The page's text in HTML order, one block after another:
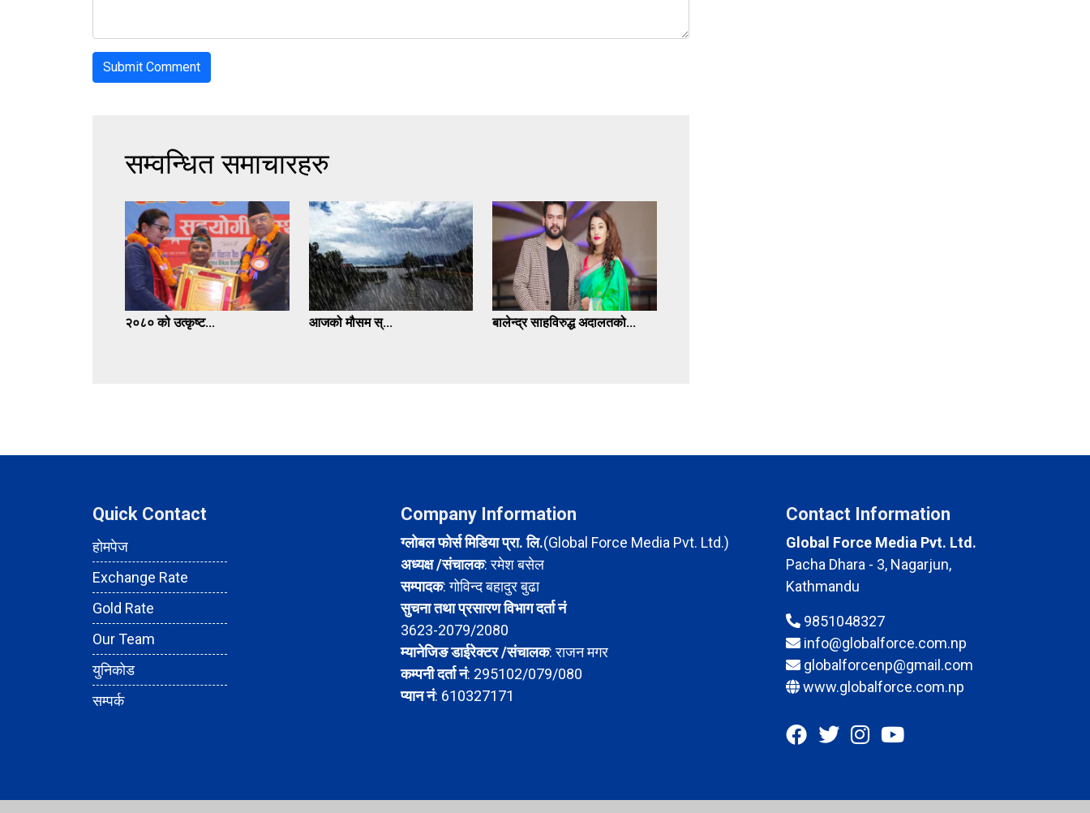
सम्वन्धित समाचारहरु
२०८० को उत्कृष्ट... आजको मौसम स्... बालेन्द्र साहविरुद्ध अदालतको...
Quick Contact
होमपेज
Exchange Rate
Gold Rate
Our Team
युनिकोड
सम्पर्क
Company Information
ग्लोबल फोर्स मिडिया प्रा. लि.(Global Force Media Pvt. Ltd.)
अध्यक्ष /संचालक: रमेश बसेल
सम्पादक: गोविन्द बहादुर बुढा
सुचना तथा प्रसारण विभाग दर्ता नं
3623-2079/2080
म्यानेजिङ डाईरेक्टर /संचालक: राजन मगर
कम्पनी दर्ता नं: 295102/079/080
प्यान नं: 610327171
Contact Information
Global Force Media Pvt. Ltd.
Pacha Dhara - 3, Nagarjun,
Kathmandu
9851048327
info@globalforce.com.np
globalforcenp@gmail.com
www.globalforce.com.np